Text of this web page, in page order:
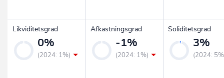
Likviditetsgrad
0%
(2024: 1%)
Afkastningsgrad
-1%
(2024: 1%)
Soliditetsgrad
3%
(2024: